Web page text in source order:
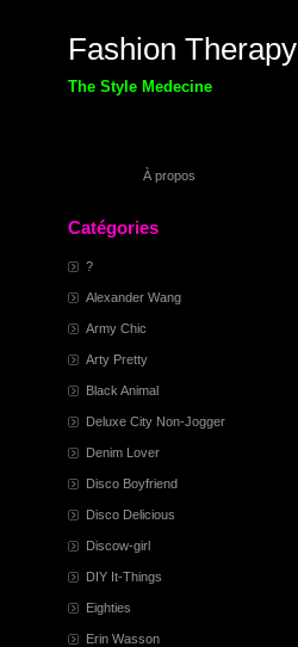
Fashion Therapy
The Style Medecine
À propos
Catégories
?
Alexander Wang
Army Chic
Arty Pretty
Black Animal
Deluxe City Non-Jogger
Denim Lover
Disco Boyfriend
Disco Delicious
Discow-girl
DIY It-Things
Eighties
Erin Wasson